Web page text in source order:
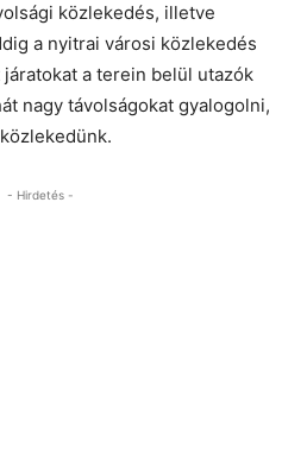
közlekedés, illetve
a nyitrai városi közlekedés
a terein belül utazók
nagy távolságokat gyalogolni,
- Hirdetés -